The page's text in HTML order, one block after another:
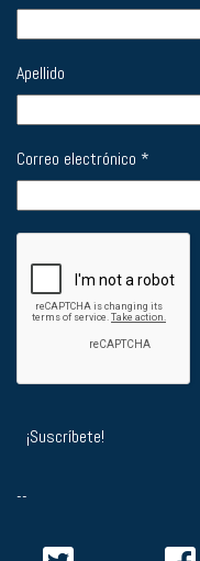
Apellido
Correo electrónico *
--